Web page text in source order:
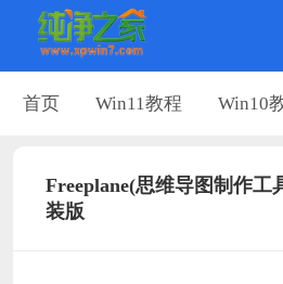
首页 Win11教程 Win10
Freeplane(思维导图制作工
装版